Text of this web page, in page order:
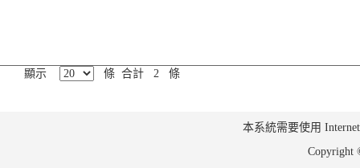
顯示 條 合計 2 條
本系統需要使用
Copyright